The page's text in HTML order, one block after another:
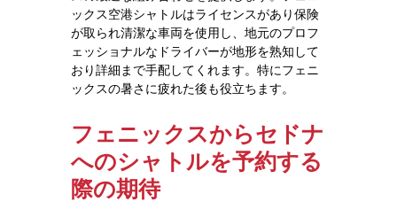
ックス空港シャトルはライセンスがあり保険
が取られ清潔な車両を使用し、地元のプロフ
ェッショナルなドライバーが地形を熟知して
おり詳細まで手配してくれます。特にフェニ
ックスの暑さに疲れた後も役立ちます。
フェニックスからセドナ
へのシャトルを予約する
際の期待